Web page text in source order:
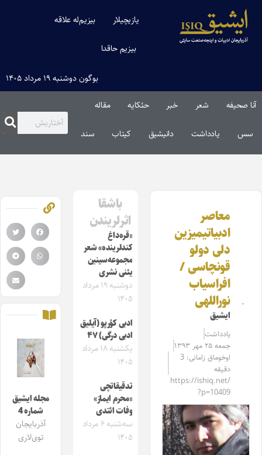
یازیچیلار بیزیم‌له علاقه
بیزیم حاقدا
بوگون دوشنبه ۱۹ مرداد ۱۴۰۵
آنا صحیفه شعر خبر حئکایه مقاله‌
سس یادداشت دانیشیق کیتاب سند
معاصر
ادبیاتیمیزین
دلی دولو
قونچاسی /
افراسیاب
نوراللهی
ایشیق
یادداشت
جمعه ۲۵ مهر ۱۳۹۳
اوخوماق زامانی: 3
دقیقه
https://ishiq.net/
?p=10409
باشقا
اثرلریندن
«قره‌داغ
کندلرینده» شعر
مجموعه‌سینین
یئنی نشری
دوشنبه ۱۹ مرداد
۱۴۰۵
ادبی کؤرپو (آیلیق
ادبی درگی) ۴۷
یکشنبه ۱۸ مرداد
۱۴۰۵
تدقیقاتچی
«محرم ایماز»
وفات ائتدی
سه‌شنبه ۶ مرداد
۱۴۰۵
مجله ایشیق
شماره 4
آذربایجان
توی‌لاری